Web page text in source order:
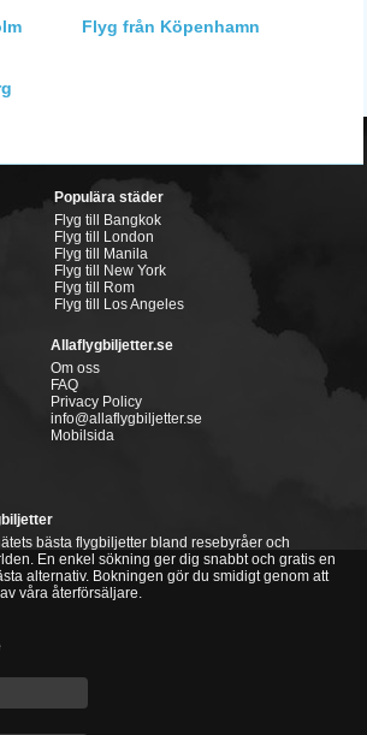
Flyg från Köpenhamn
Populära städer
Flyg till Bangkok
Flyg till London
Flyg till Manila
Flyg till New York
Flyg till Rom
Flyg till Los Angeles
Allaflygbiljetter.se
Om oss
FAQ
Privacy Policy
info@allaflygbiljetter.se
Mobilsida
bästa flygbiljetter bland resebyråer och
En enkel sökning ger dig snabbt och gratis en
alternativ. Bokningen gör du smidigt genom att
våra återförsäljare.